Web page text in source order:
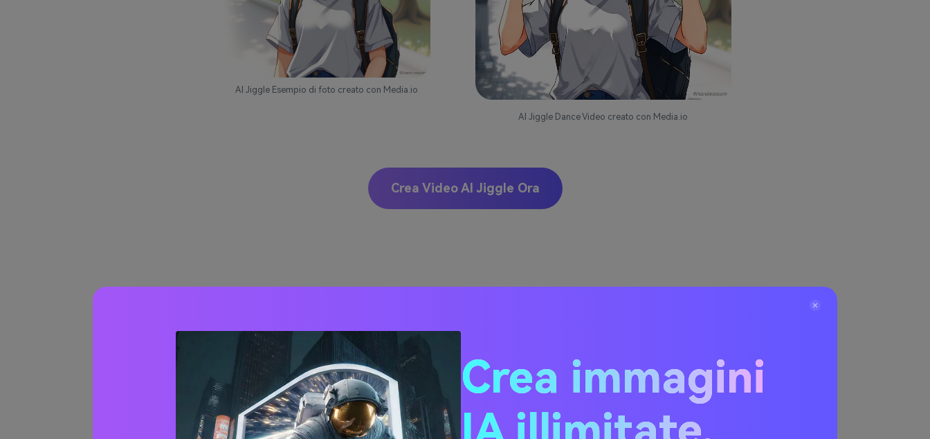
AI Jiggle Esempio di foto creato con Media.io
AI Jiggle Dance Video creato con Media.io
Crea Video AI Jiggle Ora
Potenziare i Social Media con gli effetti
Jiggle AICrea immagini